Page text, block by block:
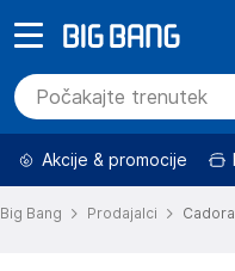
Akcije & promocije
Big Bang Prodajalci